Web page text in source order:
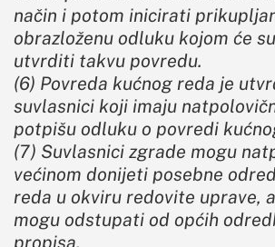
način i potom inicirati
obrazloženu odluku kojom će
utvrditi takvu povredu.
(6) Povreda kućnog reda je
suvlasnici koji imaju
potpišu odluku o povredi
(7) Suvlasnici zgrade mogu
većinom donijeti posebne
reda u okviru redovite uprave,
mogu odstupati od općih
propisa.